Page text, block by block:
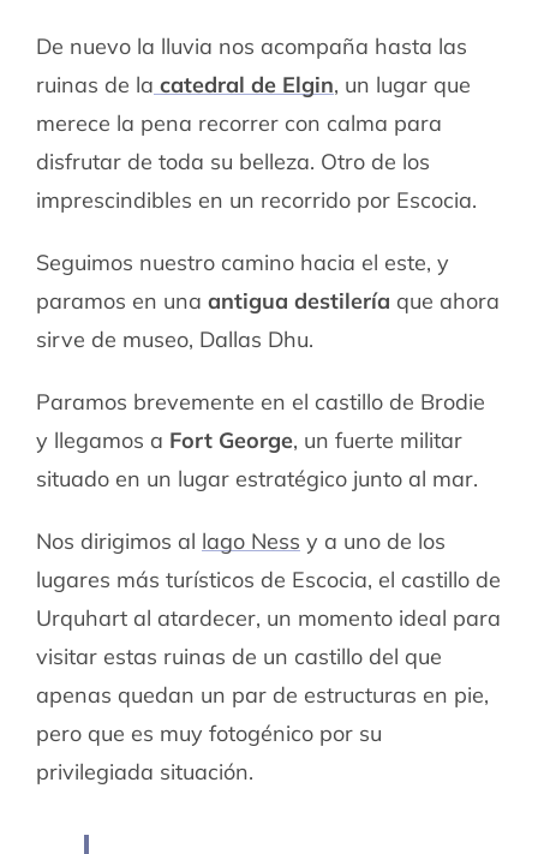
De nuevo la lluvia nos acompaña hasta las
ruinas de la catedral de Elgin, un lugar que
merece la pena recorrer con calma para
disfrutar de toda su belleza. Otro de los
imprescindibles en un recorrido por Escocia.
Seguimos nuestro camino hacia el este, y
paramos en una antigua destilería que ahora
sirve de museo, Dallas Dhu.
Paramos brevemente en el castillo de Brodie
y llegamos a Fort George, un fuerte militar
situado en un lugar estratégico junto al mar.
Nos dirigimos al lago Ness y a uno de los
lugares más turísticos de Escocia, el castillo de
Urquhart al atardecer, un momento ideal para
visitar estas ruinas de un castillo del que
apenas quedan un par de estructuras en pie,
pero que es muy fotogénico por su
privilegiada situación.